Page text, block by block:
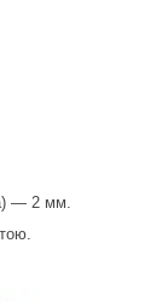
— 2 мм.